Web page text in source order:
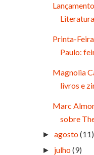
Printa-
Paulo:
Magnolia
livros e
Marc
sobre
►agosto(11)
► julho(9)